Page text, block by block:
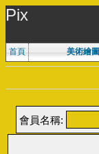
Pix
首頁 美術繪圖
會員名稱: